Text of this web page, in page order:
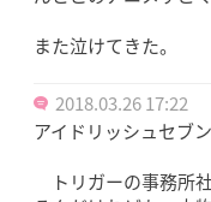
また泣けてきた。
2018.03.26 17:22
アイドリッシュセブ
トリガーの事務所